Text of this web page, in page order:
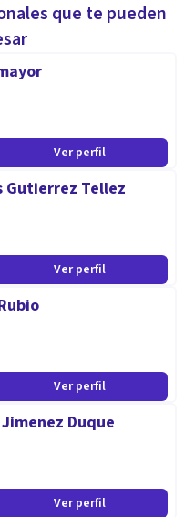
que te pueden
Ver perfil
Gutierrez Tellez
Ver perfil
Ver perfil
Duque
Ver perfil